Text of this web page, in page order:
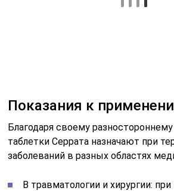
Показания к
Благодаря своему
таблетки Серрата назначают при
заболеваний в разных областях
В травматологии и хирургии: